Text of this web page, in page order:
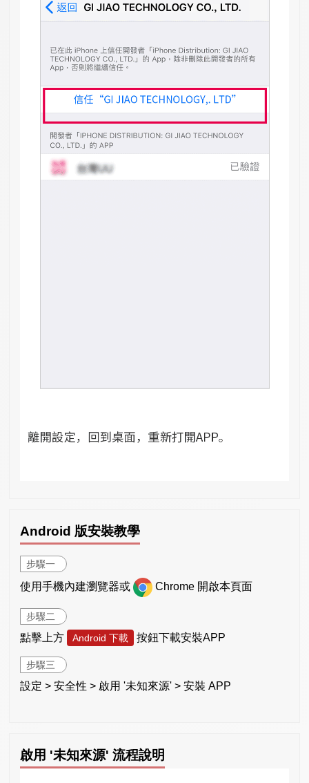
Android 版安裝教學
步驟一
使用手機內建瀏覽器或 Chrome 開啟本頁面
步驟二
點擊上方 Android 下載 按鈕下載安裝APP
步驟三
設定 > 安全性 > 啟用 '未知來源' > 安裝 APP
啟用 '未知來源' 流程說明